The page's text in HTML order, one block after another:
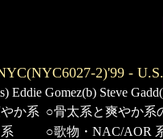
2)'99 -
Eddie Gomez(b) Steve
か系 ○骨太系と爽やか系
○歌物・NAC/AOR